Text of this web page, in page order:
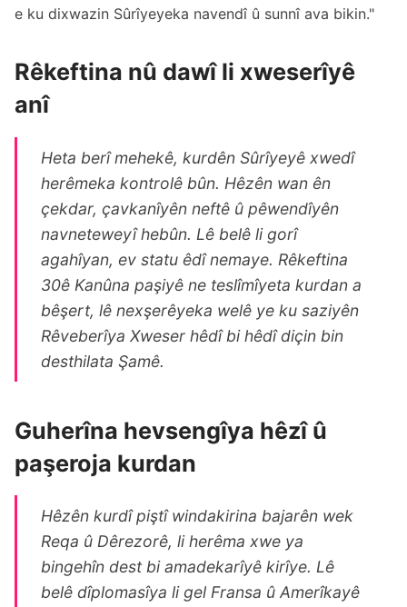
e ku dixwazin Sûrîyeyeka navendî û sunnî ava bikin."
Rêkeftina nû dawî li xweserîyê
anî
Heta berî mehekê, kurdên Sûrîyeyê xwedî
herêmeka kontrolê bûn. Hêzên wan ên
çekdar, çavkanîyên neftê û pêwendîyên
navneteweyî hebûn. Lê belê li gorî
agahîyan, ev statu êdî nemaye. Rêkeftina
30ê Kanûna paşiyê ne teslîmîyeta kurdan a
bêşert, lê nexşerêyeka welê ye ku saziyên
Rêveberîya Xweser hêdî bi hêdî diçin bin
desthilata Şamê.
Guherîna hevsengîya hêzî û
paşeroja kurdan
Hêzên kurdî piştî windakirina bajarên wek
Reqa û Dêrezorê, li herêma xwe ya
bingehîn dest bi amadekarîyê kirîye. Lê
belê dîplomasîya li gel Fransa û Amerîkayê